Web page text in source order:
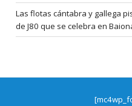
Las flotas cántabra y gallega
de J80 que se celebra en